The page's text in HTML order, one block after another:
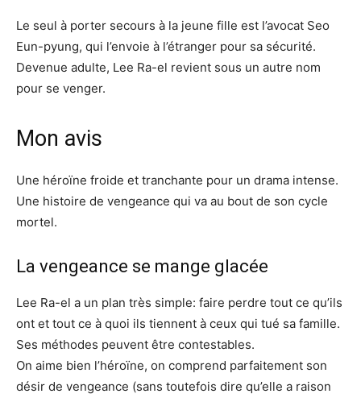
Le seul à porter secours à la jeune fille est l’avocat Seo
Eun-pyung, qui l’envoie à l’étranger pour sa sécurité.
Devenue adulte, Lee Ra-el revient sous un autre nom
pour se venger.
Mon avis
Une héroïne froide et tranchante pour un drama intense.
Une histoire de vengeance qui va au bout de son cycle
mortel.
La vengeance se mange glacée
Lee Ra-el a un plan très simple: faire perdre tout ce qu’ils
ont et tout ce à quoi ils tiennent à ceux qui tué sa famille.
Ses méthodes peuvent être contestables.
On aime bien l’héroïne, on comprend parfaitement son
désir de vengeance (sans toutefois dire qu’elle a raison